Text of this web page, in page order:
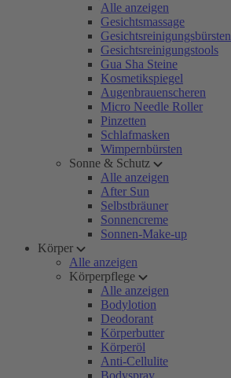
Alle anzeigen
Gesichtsmassage
Gesichtsreinigungsbürsten
Gesichtsreinigungstools
Gua Sha Steine
Kosmetikspiegel
Augenbrauenscheren
Micro Needle Roller
Pinzetten
Schlafmasken
Wimpernbürsten
Sonne & Schutz
Alle anzeigen
After Sun
Selbstbräuner
Sonnencreme
Sonnen-Make-up
Körper
Alle anzeigen
Körperpflege
Alle anzeigen
Bodylotion
Deodorant
Körperbutter
Körperöl
Anti-Cellulite
Bodyspray